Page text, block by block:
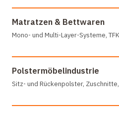
Matratzen & Bettwaren
Mono- und Multi-Layer-Systeme,
Polstermöbelindustrie
Sitz- und Rückenpolster,